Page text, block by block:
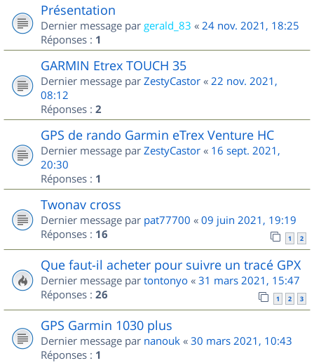
Présentation
Dernier message par gerald_83 « 24 nov. 2021, 18:25
Réponses : 1
GARMIN Etrex TOUCH 35
Dernier message par ZestyCastor « 22 nov. 2021,
08:12
Réponses : 2
GPS de rando Garmin eTrex Venture HC
Dernier message par ZestyCastor « 16 sept. 2021,
20:30
Réponses : 1
Twonav cross
Dernier message par pat77700 « 09 juin 2021, 19:19
Réponses : 16 1 2
Que faut-il acheter pour suivre un tracé GPX
Dernier message par tontonyo « 31 mars 2021, 15:47
Réponses : 26 1 2 3
GPS Garmin 1030 plus
Dernier message par nanouk « 30 mars 2021, 10:43
Réponses : 1